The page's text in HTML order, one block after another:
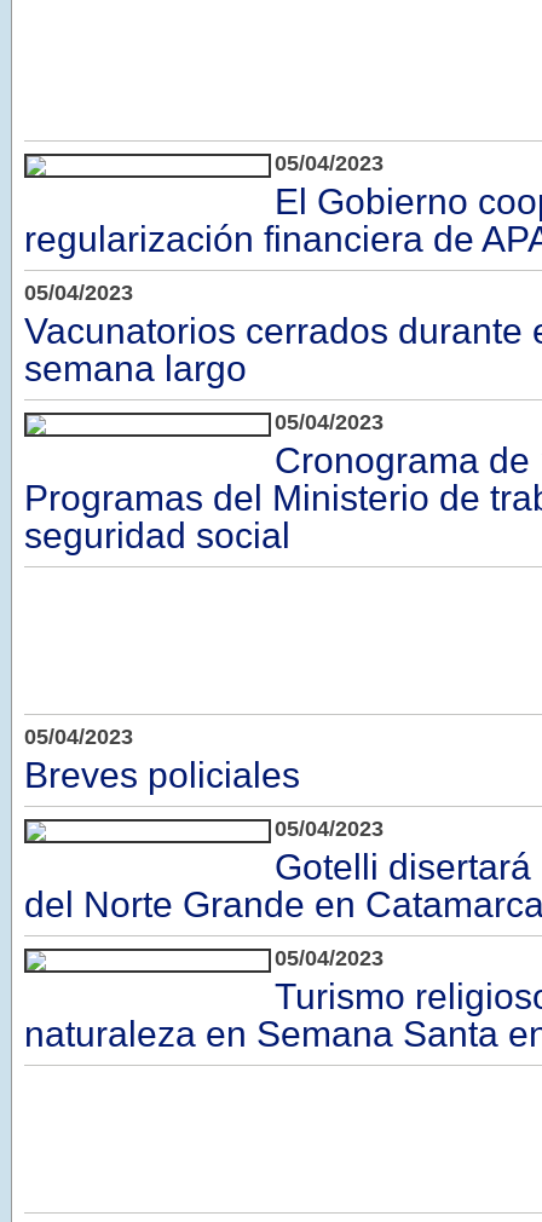
05/04/2023
El Gobierno
regularización financiera de
05/04/2023
Vacunatorios cerrados durante
semana largo
05/04/2023
Cronograma de
Programas del Ministerio de
seguridad social
05/04/2023
Breves policiales
05/04/2023
Gotelli
del Norte Grande en
05/04/2023
Turismo
naturaleza en Semana Santa